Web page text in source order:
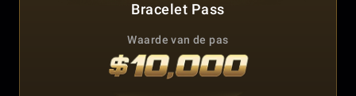
Bracelet Pass
Waarde van de pas